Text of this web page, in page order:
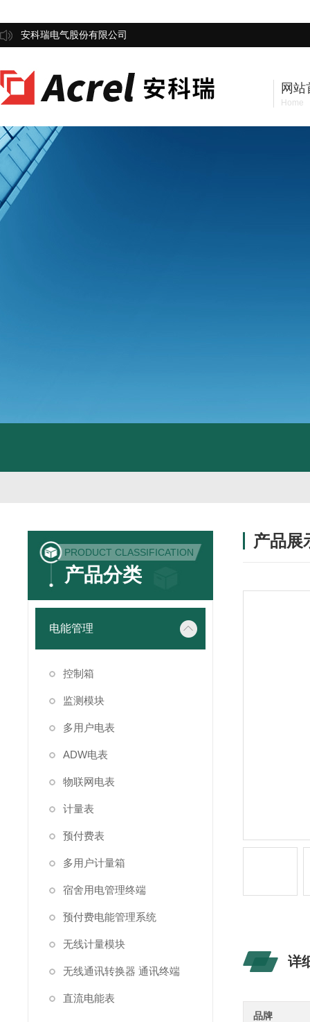
安科瑞电气股份有限公司
网站
Home
产品展
详
品牌
PRODUCT CLASSIFICATION
产品分类
电能管理
控制箱
监测模块
多用户电表
ADW电表
物联网电表
计量表
预付费表
多用户计量箱
宿舍用电管理终端
预付费电能管理系统
无线计量模块
无线通讯转换器 通讯终端
直流电能表